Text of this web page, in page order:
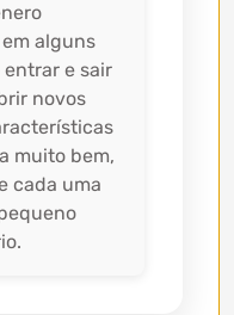
alguns
entrar e sair
novos
muito bem,
cada uma